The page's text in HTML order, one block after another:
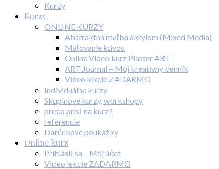
Kurzy
Kurzy
ONLINE KURZY
Abstraktná maľba akrylom (Mixed Media)
Maľovanie kávou
Online Video kurz Plaster ART
ART Journal – Môj kreatívny denník
Video lekcie ZADARMO
Individuálne kurzy
Skupinové kurzy, workshopy
prečo prísť na kurz?
referencie
Darčekové poukážky
Online kurz
Prihlásiť sa – Môj účet
Video lekcie ZADARMO